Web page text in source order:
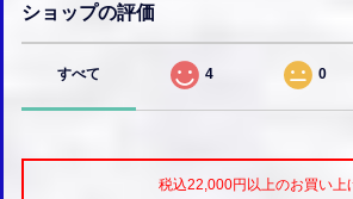
ショップの評価
すべて 4 0
税込22,000円以上のお買い上